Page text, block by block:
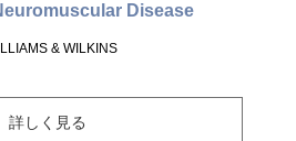
Disease
& WILKINS
詳しく見る